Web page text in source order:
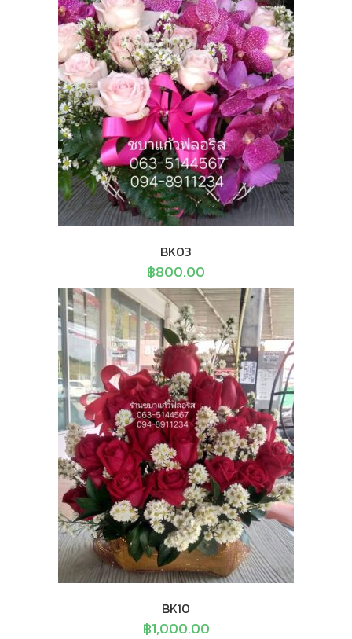
BK03
฿800.00
BK10
฿1,000.00